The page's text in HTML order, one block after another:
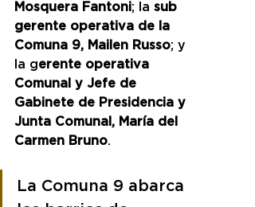
Mosquera Fantoni; la sub
gerente operativa de la
Comuna 9, Mailen Russo; y
la gerente operativa
Comunal y Jefe de
Gabinete de Presidencia y
Junta Comunal, María del
Carmen Bruno.
La Comuna 9 abarca